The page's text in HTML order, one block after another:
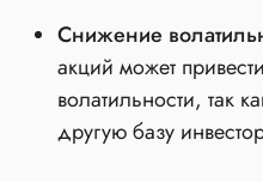
Снижение
акций может
волатильности, так
другую базу